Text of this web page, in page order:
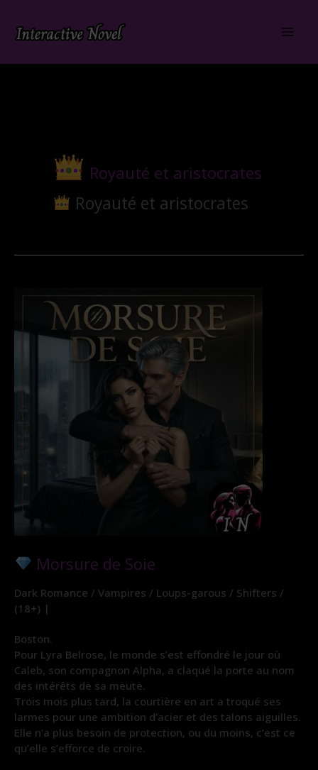
Royauté et aristocrates
Royauté et aristocrates
Morsure de Soie
Dark Romance / Vampires / Loups-garous / Shifters /
(18+) |
Boston.
Pour Lyra Belrose, le monde s’est effondré le jour où
Caleb, son compagnon Alpha, a claqué la porte au nom
des intérêts de sa meute.
Trois mois plus tard, la courtière en art a troqué ses
larmes pour une ambition d’acier et des talons aiguilles.
Elle n’a plus besoin de protection, ou du moins, c’est ce
qu’elle s’efforce de croire.